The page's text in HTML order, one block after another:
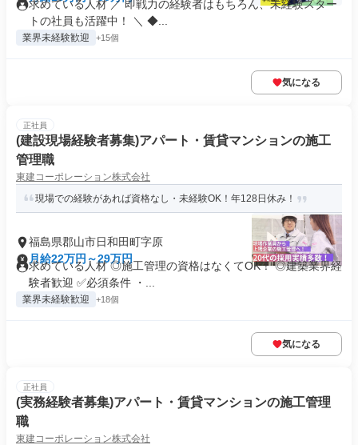
求めている人材 ／ 即戦力の経験者はもちろん、未経験スター
トの社員も活躍中！ ＼ ◆...
業界未経験歓迎 +15個
気になる
正社員
(建設現場経験者募集)アパート・賃貸マンションの施工
管理職
東建コーポレーション株式会社
現場での経験があれば資格なし・未経験OK！年128日休み！
福島県郡山市日和田町字原
月給22万円～29万円
求めている人材 ◎施工管理の資格はなくてOK！ ◎建築業界経
験者歓迎 ✅必須条件 ・...
業界未経験歓迎 +18個
気になる
正社員
(実務経験者募集)アパート・賃貸マンションの施工管理
職
東建コーポレーション株式会社